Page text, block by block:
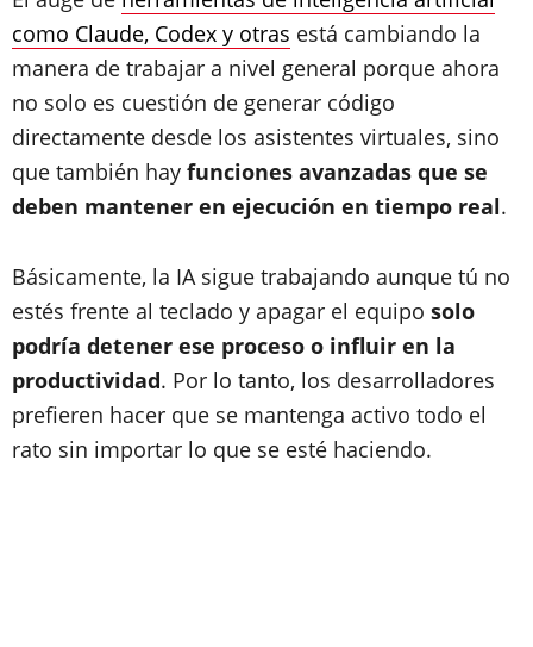
como Claude, Codex y otras está cambiando la
manera de trabajar a nivel general porque ahora
no solo es cuestión de generar código
directamente desde los asistentes virtuales, sino
que también hay funciones avanzadas que se
deben mantener en ejecución en tiempo real.
Básicamente, la IA sigue trabajando aunque tú no
estés frente al teclado y apagar el equipo solo
podría detener ese proceso o influir en la
productividad. Por lo tanto, los desarrolladores
prefieren hacer que se mantenga activo todo el
rato sin importar lo que se esté haciendo.